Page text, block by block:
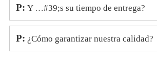
P: Y …#39;s su tiempo de entrega?
P: ¿Cómo garantizar nuestra calidad?